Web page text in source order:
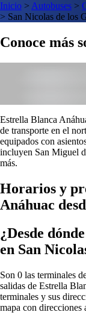
Inicio > Autobuses >
> San Nicolas de los
Conoce más
Estrella Blanca
de transporte en el
equipados con
incluyen San Miguel
más.
Horarios y
Anáhuac
¿Desde
en San
Son 0 las terminales
salidas de Estrella
terminales y sus
mapa con direcciones